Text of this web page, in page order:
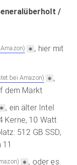
/
, hier mit
bei Amazon)
,
dem Markt
, ein älter Intel
Kerne, 10 Watt
512 GB SSD,
, oder es